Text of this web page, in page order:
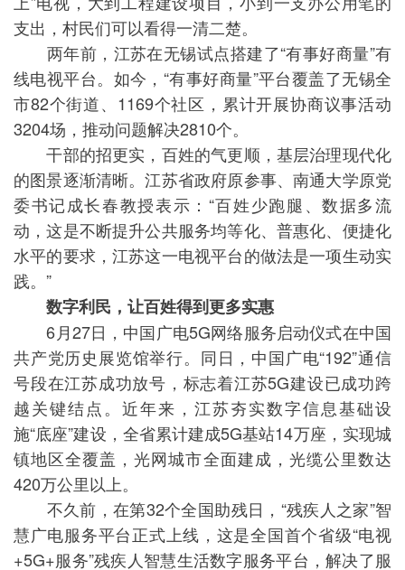
支出，村民们可以看得一清二楚。
两年前，江苏在无锡试点搭建了“有事好商量”有
线电视平台。如今，“有事好商量”平台覆盖了无锡全
市82个街道、1169个社区，累计开展协商议事活动
3204场，推动问题解决2810个。
干部的招更实，百姓的气更顺，基层治理现代化
的图景逐渐清晰。江苏省政府原参事、南通大学原党
委书记成长春教授表示：“百姓少跑腿、数据多流
动，这是不断提升公共服务均等化、普惠化、便捷化
水平的要求，江苏这一电视平台的做法是一项生动实
践。”
数字利民，让百姓得到更多实惠
6月27日，中国广电5G网络服务启动仪式在中国
共产党历史展览馆举行。同日，中国广电“192”通信
号段在江苏成功放号，标志着江苏5G建设已成功跨
越关键结点。近年来，江苏夯实数字信息基础设
施“底座”建设，全省累计建成5G基站14万座，实现城
镇地区全覆盖，光网城市全面建成，光缆公里数达
420万公里以上。
不久前，在第32个全国助残日，“残疾人之家”智
慧广电服务平台正式上线，这是全国首个省级“电视
+5G+服务”残疾人智慧生活数字服务平台，解决了服